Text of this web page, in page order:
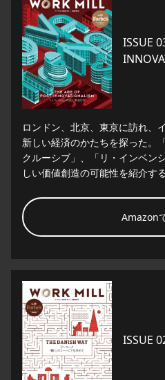
ISSUE
ロンドン、北京、東京に訪れ、
新しい経済のかたちを探った。
クルーシブ」、「リ・インベン
しい価値創造の可能性を紹介する
Amazon
ISSUE